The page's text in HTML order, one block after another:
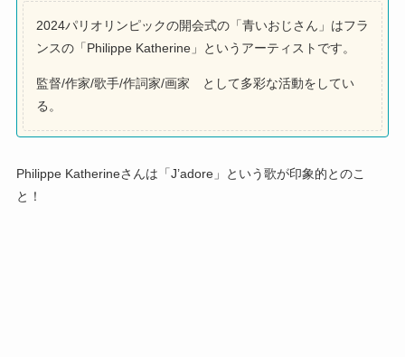
2024パリオリンピックの開会式の「青いおじさん」はフラ
ンスの「Philippe Katherine」というアーティストです。
監督/作家/歌手/作詞家/画家 として多彩な活動をしてい
る。
Philippe Katherineさんは「J’adore」という歌が印象的とのこ
と！